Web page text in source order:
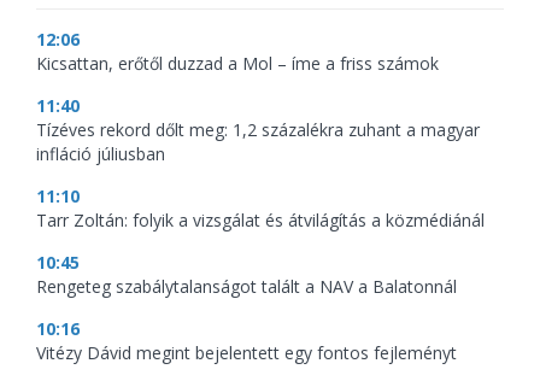
12:06
Kicsattan, erőtől duzzad a Mol – íme a friss számok
11:40
Tízéves rekord dőlt meg: 1,2 százalékra zuhant a magyar
infláció júliusban
11:10
Tarr Zoltán: folyik a vizsgálat és átvilágítás a közmédiánál
10:45
Rengeteg szabálytalanságot talált a NAV a Balatonnál
10:16
Vitézy Dávid megint bejelentett egy fontos fejleményt